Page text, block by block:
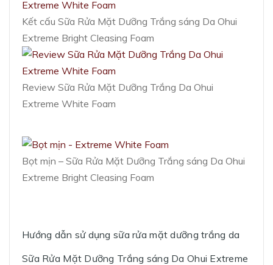
Kết cấu Sữa Rửa Mặt Dưỡng Trắng sáng Da Ohui
Extreme Bright Cleasing Foam
Review Sữa Rửa Mặt Dưỡng Trắng Da Ohui
Extreme White Foam
Bọt mịn – Sữa Rửa Mặt Dưỡng Trắng sáng Da Ohui
Extreme Bright Cleasing Foam
Hướng dẫn sử dụng sữa rửa mặt dưỡng trắng da
Sữa Rửa Mặt Dưỡng Trắng sáng Da Ohui Extreme